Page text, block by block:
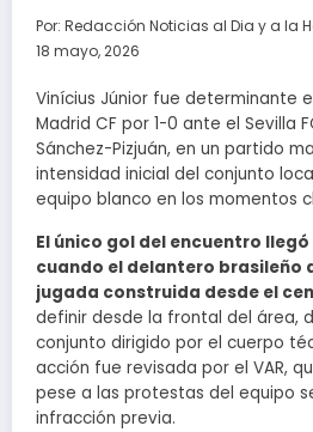
Por: Redacción Noticias al Dia y a la
18 mayo, 2026
Vinícius Júnior fue determinante
Madrid CF por 1-0 ante el Sevilla
Sánchez-Pizjuán, en un partido
intensidad inicial del conjunto
equipo blanco en los momentos
El único gol del encuentro llegó
cuando el delantero brasileño
jugada construida desde el
definir desde la frontal del área,
conjunto dirigido por el cuerpo
acción fue revisada por el VAR,
pese a las protestas del equipo
infracción previa.